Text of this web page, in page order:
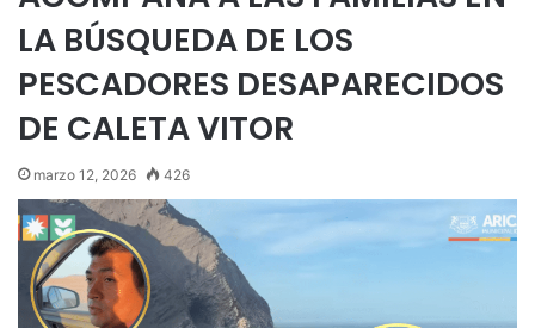
LA BÚSQUEDA DE LOS
PESCADORES DESAPARECIDOS
DE CALETA VITOR
marzo 12, 2026 426